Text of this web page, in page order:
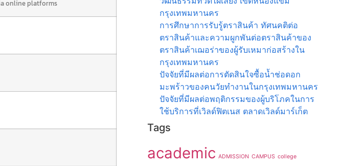
online platforms
กรุงเทพมหานคร
การศึกษาการรับรู้ตราสินค้า ทัศนคติต่อ
ตราสินค้าและความผูกพันต่อตราสินค้าของ
ตราสินค้าเฌอร่าของผู้รับเหมาก่อสร้างใน
กรุงเทพมหานคร
ปัจจัยที่มีผลต่อการตัดสินใจซื้อน้ำช่อดอก
มะพร้าวของคนวัยทำงานในกรุงเทพมหานคร
ปัจจัยที่มีผลต่อพฤติกรรมของผู้บริโภคในการ
ใช้บริการที่เวิลด์ฟิตเนส ตลาดเวิลด์มาร์เก็ต
Tags
academic ADMISSION CAMPUS college